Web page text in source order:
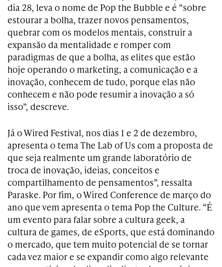
dia 28, leva o nome de Pop the Bubble e é “sobre
estourar a bolha, trazer novos pensamentos,
quebrar com os modelos mentais, construir a
expansão da mentalidade e romper com
paradigmas de que a bolha, as elites que estão
hoje operando o marketing, a comunicação e a
inovação, conhecem de tudo, porque elas não
conhecem e não pode resumir a inovação a só
isso”, descreve.
Já o Wired Festival, nos dias 1 e 2 de dezembro,
apresenta o tema The Lab of Us com a proposta de
que seja realmente um grande laboratório de
troca de inovação, ideias, conceitos e
compartilhamento de pensamentos”, ressalta
Paraske. Por fim, o Wired Conference de março do
ano que vem apresenta o tema Pop the Culture. “É
um evento para falar sobre a cultura geek, a
cultura de games, de eSports, que está dominando
o mercado, que tem muito potencial de se tornar
cada vez maior e se expandir como algo relevante